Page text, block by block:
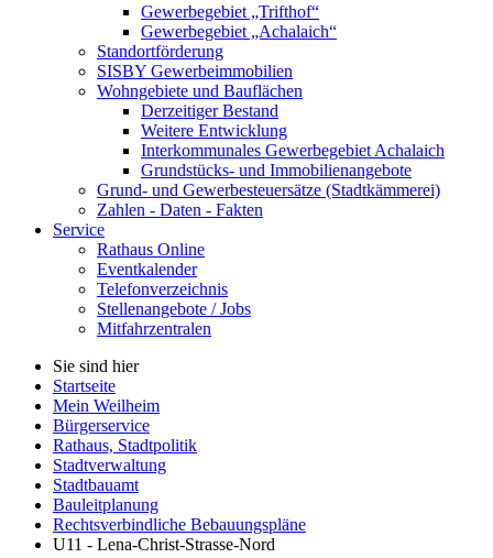
Gewerbegebiet „Trifthof“
Gewerbegebiet „Achalaich“
Standortförderung
SISBY Gewerbeimmobilien
Wohngebiete und Bauflächen
Derzeitiger Bestand
Weitere Entwicklung
Interkommunales Gewerbegebiet Achalaich
Grundstücks- und Immobilienangebote
Grund- und Gewerbesteuersätze (Stadtkämmerei)
Zahlen - Daten - Fakten
Service
Rathaus Online
Eventkalender
Telefonverzeichnis
Stellenangebote / Jobs
Mitfahrzentralen
Sie sind hier
Startseite
Mein Weilheim
Bürgerservice
Rathaus, Stadtpolitik
Stadtverwaltung
Stadtbauamt
Bauleitplanung
Rechtsverbindliche Bebauungspläne
U11 - Lena-Christ-Strasse-Nord